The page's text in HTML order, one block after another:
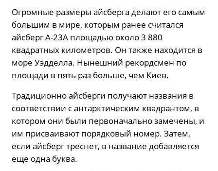
Огромные размеры айсберга делают его самым
большим в мире, которым ранее считался
айсберг A-23A площадью около 3 880
квадратных километров. Он также находится в
море Уэдделла. Нынешний рекордсмен по
площади в пять раз больше, чем Киев.
Традиционно айсберги получают названия в
соответствии с антарктическим квадрантом, в
котором они были первоначально замечены, и
им присваивают порядковый номер. Затем,
если айсберг треснет, в название добавляется
еще одна буква.